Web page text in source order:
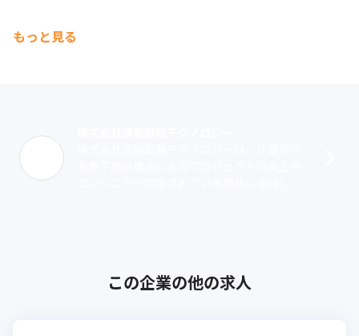
もっと見る
この企業の他の求人